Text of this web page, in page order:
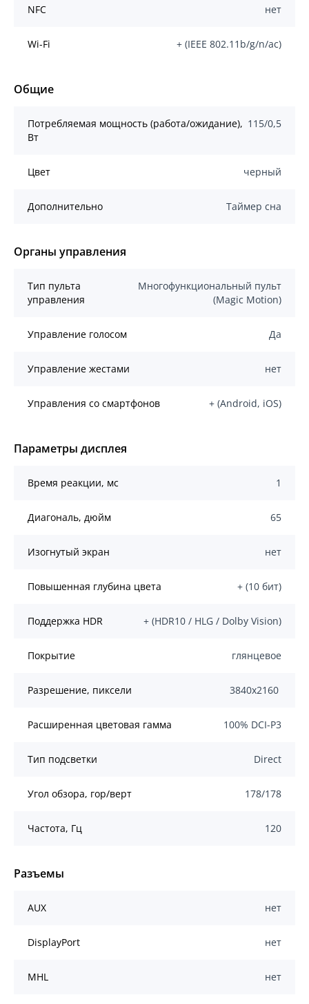
NFC нет
Wi-Fi + (IEEE 802.11b/g/n/ас)
Общие
Потребляемая мощность (работа/ожидание),
Вт
115/0,5
Цвет черный
Дополнительно Таймер сна
Органы управления
Тип пульта
управления
Многофункциональный пульт
(Magic Motion)
Управление голосом Да
Управление жестами нет
Управления со смартфонов + (Android, iOS)
Параметры дисплея
Время реакции, мс 1
Диагональ, дюйм 65
Изогнутый экран нет
Повышенная глубина цвета + (10 бит)
Поддержка HDR + (HDR10 / HLG / Dolby Vision)
Покрытие глянцевое
Разрешение, пиксели 3840x2160
Расширенная цветовая гамма 100% DCI-P3
Тип подсветки Direct
Угол обзора, гор/верт 178/178
Частота, Гц 120
Разъемы
AUX нет
DisplayPort нет
MHL нет